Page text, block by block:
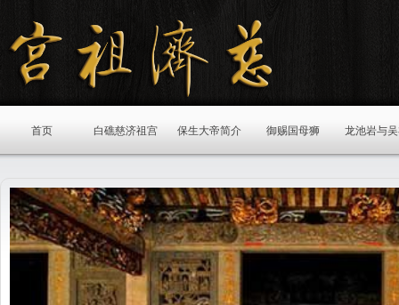
首页 白礁慈济祖宫 保生大帝简介 御赐国母狮 龙池岩与